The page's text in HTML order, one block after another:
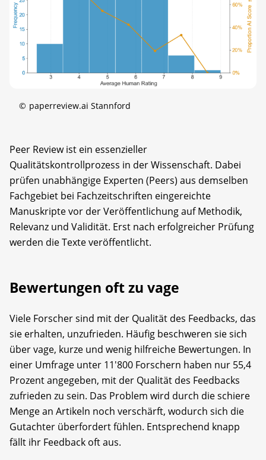
© paperreview.ai Stannford
Peer Review ist ein essenzieller
Qualitätskontrollprozess in der Wissenschaft. Dabei
prüfen unabhängige Experten (Peers) aus demselben
Fachgebiet bei Fachzeitschriften eingereichte
Manuskripte vor der Veröffentlichung auf Methodik,
Relevanz und Validität. Erst nach erfolgreicher Prüfung
werden die Texte veröffentlicht.
Bewertungen oft zu vage
Viele Forscher sind mit der Qualität des Feedbacks, das
sie erhalten, unzufrieden. Häufig beschweren sie sich
über vage, kurze und wenig hilfreiche Bewertungen. In
einer Umfrage unter 11'800 Forschern haben nur 55,4
Prozent angegeben, mit der Qualität des Feedbacks
zufrieden zu sein. Das Problem wird durch die schiere
Menge an Artikeln noch verschärft, wodurch sich die
Gutachter überfordert fühlen. Entsprechend knapp
fällt ihr Feedback oft aus.